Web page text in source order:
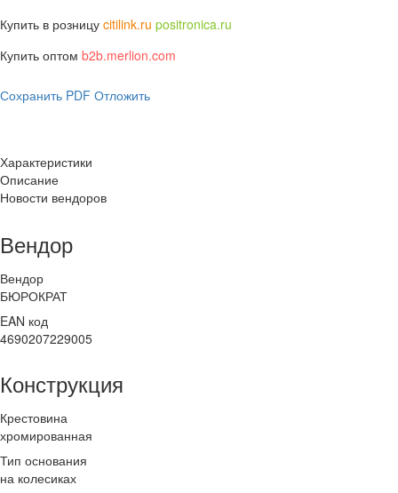
Купить в розницу citilink.ru positronica.ru
Купить оптом b2b.merlion.com
Сохранить PDF Отложить
Характеристики
Описание
Новости вендоров
Вендор
Вендор
БЮРОКРАТ
EAN код
4690207229005
Конструкция
Крестовина
хромированная
Тип основания
на колесиках